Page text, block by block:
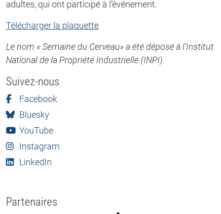
adultes, qui ont participé à l’événement.
Télécharger la plaquette
Le nom « Semaine du Cerveau» a été déposé à l’Institut
National de la Propriété Industrielle (INPI).
Suivez-nous
Facebook
Bluesky
YouTube
Instagram
LinkedIn
Partenaires